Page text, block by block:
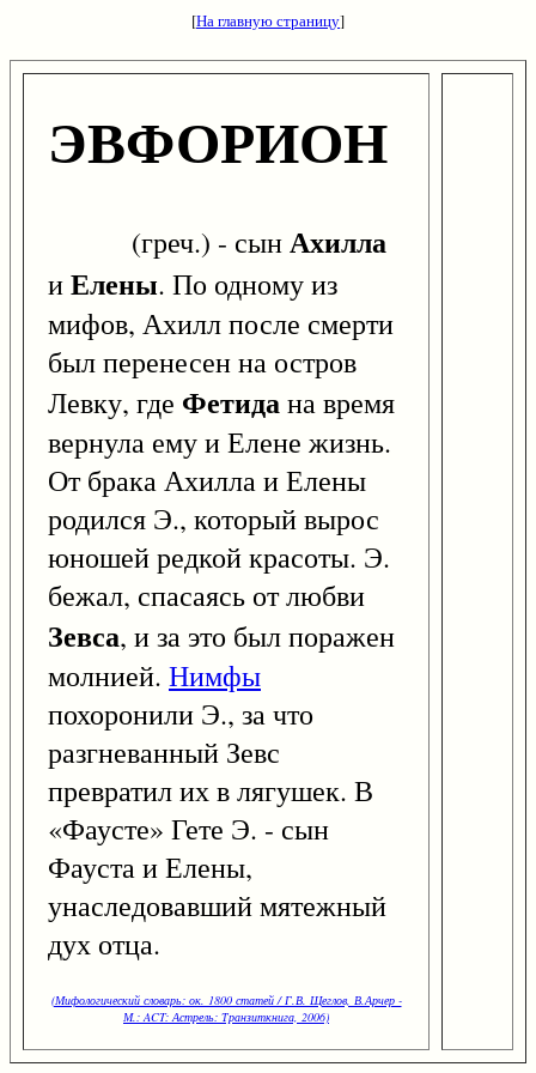
[На главную страницу]
ЭВФОРИОН
(греч.) - сынАхилла
иЕлены. По одному из
мифов, Ахилл после смерти
был перенесен на остров
Левку, где Фетидана время
вернула ему и Елене жизнь.
От брака Ахилла и Елены
родился Э., который вырос
юношей редкой красоты. Э.
бежал, спасаясь от любви
Зевса, и за это был поражен
молнией. Нимфы
похоронили Э., за что
разгневанный Зевс
превратил их в лягушек. В
«Фаусте» Гете Э. - сын
Фауста и Елены,
унаследовавший мятежный
дух отца.
(Мифологический словарь: ок. 1800 статей / Г.В. Щеглов, В.Арчер -
М.: ACT: Астрель: Транзиткнига, 2006)